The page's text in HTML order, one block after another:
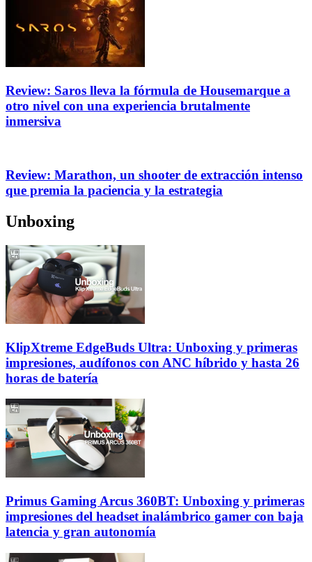
Review: Saros lleva la fórmula de Housemarque a
otro nivel con una experiencia brutalmente
inmersiva
Review: Marathon, un shooter de extracción intenso
que premia la paciencia y la estrategia
Unboxing
KlipXtreme EdgeBuds Ultra: Unboxing y primeras
impresiones, audífonos con ANC híbrido y hasta 26
horas de batería
Primus Gaming Arcus 360BT: Unboxing y primeras
impresiones del headset inalámbrico gamer con baja
latencia y gran autonomía